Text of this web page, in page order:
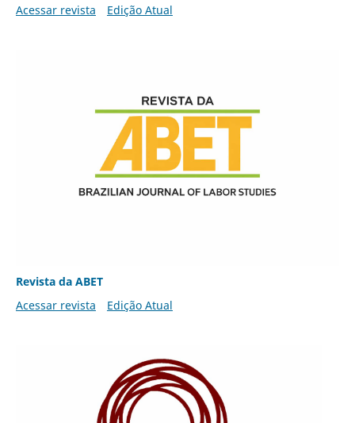
Acessar revista Edição Atual
Revista da ABET
Acessar revista
Edição Atual